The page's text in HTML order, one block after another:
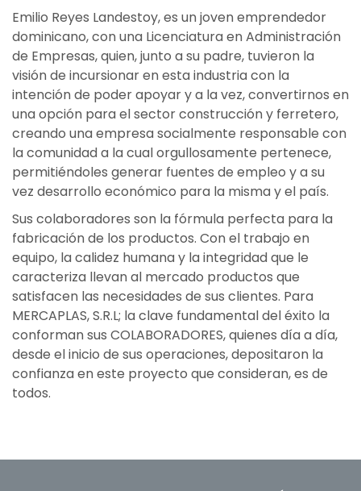
Emilio Reyes Landestoy, es un joven emprendedor
dominicano, con una Licenciatura en Administración
de Empresas, quien, junto a su padre, tuvieron la
visión de incursionar en esta industria con la
intención de poder apoyar y a la vez, convertirnos en
una opción para el sector construcción y ferretero,
creando una empresa socialmente responsable con
la comunidad a la cual orgullosamente pertenece,
permitiéndoles generar fuentes de empleo y a su
vez desarrollo económico para la misma y el país.
Sus colaboradores son la fórmula perfecta para la
fabricación de los productos. Con el trabajo en
equipo, la calidez humana y la integridad que le
caracteriza llevan al mercado productos que
satisfacen las necesidades de sus clientes. Para
MERCAPLAS, S.R.L; la clave fundamental del éxito la
conforman sus COLABORADORES, quienes día a día,
desde el inicio de sus operaciones, depositaron la
confianza en este proyecto que consideran, es de
todos.